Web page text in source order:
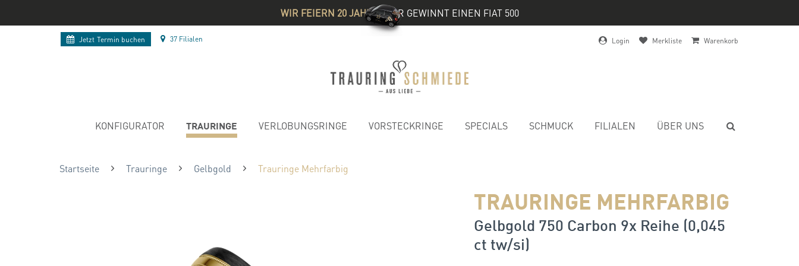
WIR FEIERN 20 JAHRE& IHR GEWINNT EINEN FIAT 500
Jetzt Termin buchen 37 Filialen Login Merkliste Warenkorb
KONFIGURATOR TRAURINGE VERLOBUNGSRINGE VORSTECKRINGE SPECIALS SCHMUCK FILIALEN ÜBER UNS
Startseite Trauringe Gelbgold Trauringe Mehrfarbig
TRAURINGE MEHRFARBIG
Gelbgold 750 Carbon 9x Reihe (0,045
ct tw/si)